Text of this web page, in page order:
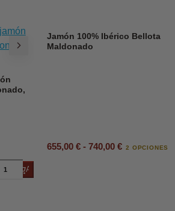
Añadir al carrito
Jamón 100% Ibérico Bellota
Maldonado
655,00 € - 740,00 € 2 OPCIONES